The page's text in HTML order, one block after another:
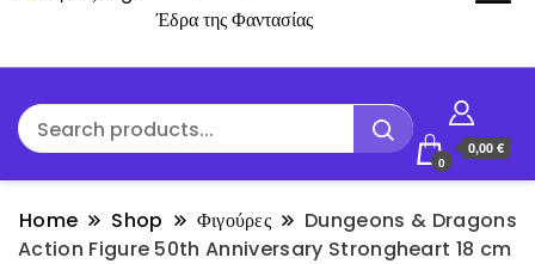
Έδρα της Φαντασίας
0
0,00 €
Home Shop Φιγούρες
Dungeons & Dragons
Action Figure 50th Anniversary Strongheart 18 cm